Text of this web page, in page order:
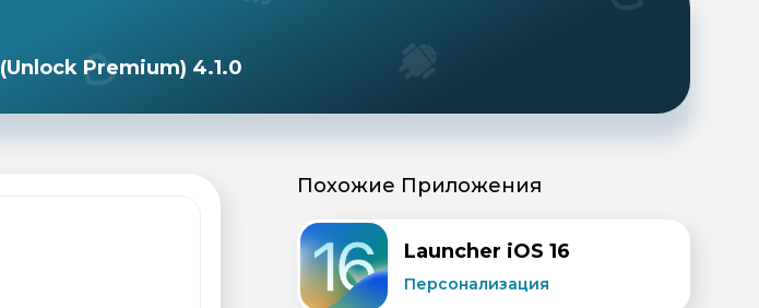
(Unlock Premium) 4.1.0
Похожие Приложения
Launcher iOS 16
Персонализация